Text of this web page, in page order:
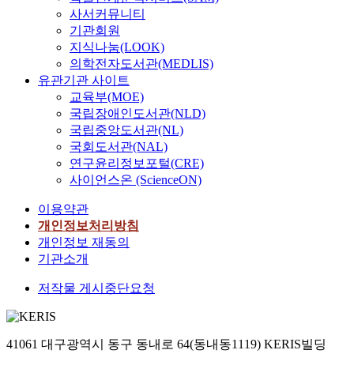
사서커뮤니티
기관회원
지식나눔(LOOK)
의학전자도서관(MEDLIS)
유관기관 사이트
교육부(MOE)
국립장애인도서관(NLD)
국립중앙도서관(NL)
국회도서관(NAL)
연구윤리정보포털(CRE)
사이언스온 (ScienceON)
이용약관
개인정보처리방침
개인정보 재동의
기관소개
저작물 게시중단요청
41061 대구광역시 동구 동내로 64(동내동1119) KERIS빌딩